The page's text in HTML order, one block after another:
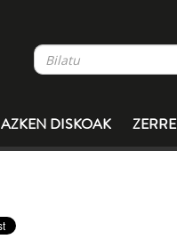
AZKEN DISKOAK